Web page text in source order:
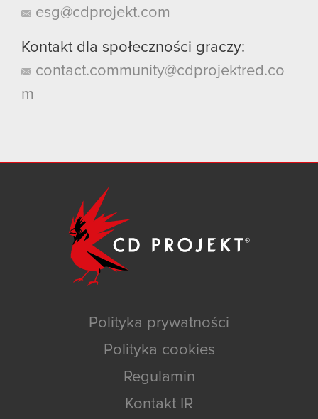
esg@cdprojekt.com
Kontakt dla społeczności graczy:
contact.community@cdprojektred.co
m
Polityka prywatności
Polityka cookies
Regulamin
Kontakt IR